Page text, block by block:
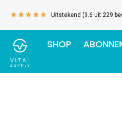
naar
de
inhoud
    Waardering
Uitstekend (9.6 uit 229
SHOP